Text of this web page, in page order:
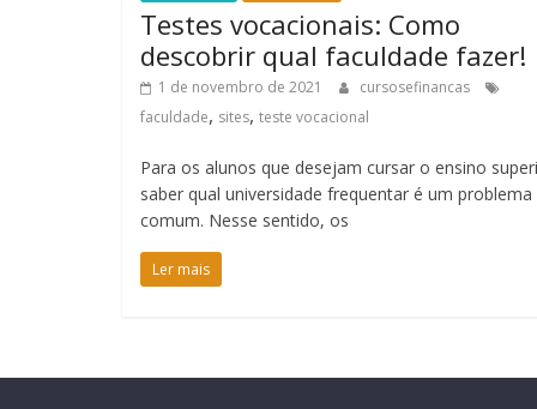
Testes vocacionais: Como
descobrir qual faculdade fazer!
1 de novembro de 2021
cursosefinancas
faculdade, sites, teste vocacional
Para os alunos que desejam cursar o ensino
saber qual universidade frequentar é um problema
comum. Nesse sentido, os
Ler mais